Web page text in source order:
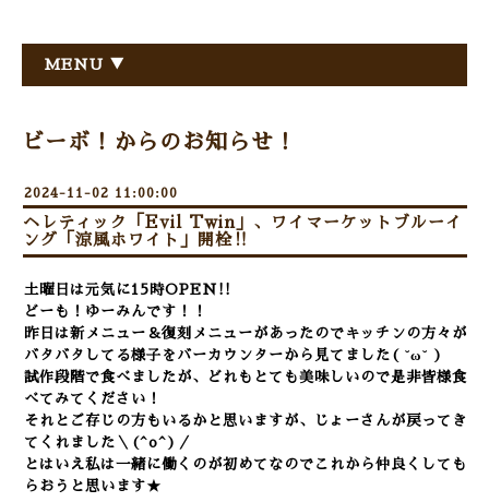
MENU ▼
ビーボ！からのお知らせ！
2024-11-02 11:00:00
ヘレティック「Evil Twin」、ワイマーケットブルーイ
ング「涼風ホワイト」開栓‼
土曜日は元気に15 時OPEN!!
どーも！ゆーみんです！！
昨日は新メニュー＆復刻メニューがあったのでキッチンの方々が
バタバタしてる様子をバーカウンターから見てました( ˘ω˘ )
試作段階で食べましたが、どれもとても美味しいので是非皆様食
べてみてください！
それとご存じの方もいるかと思いますが、じょーさんが戻ってき
てくれました＼(^o^)／
とはいえ私は一緒に働くのが初めてなのでこれから仲良くしても
らおうと思います★